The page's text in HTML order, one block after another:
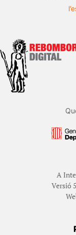
A
Versió